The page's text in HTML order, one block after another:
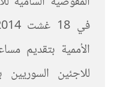
الأممية بتقديم
للاجئين